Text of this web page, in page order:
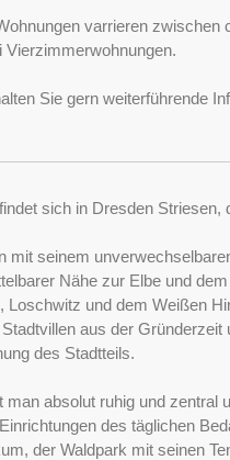
varrieren zwischen
Vierzimmerwohnungen.
Sie gern weiterführende
sich in Dresden
mit seinem
Nähe zur Elbe und
Loschwitz und dem Weißen
aus der
des Stadtteils.
man absolut ruhig und
des täglichen
der Waldpark mit seinen